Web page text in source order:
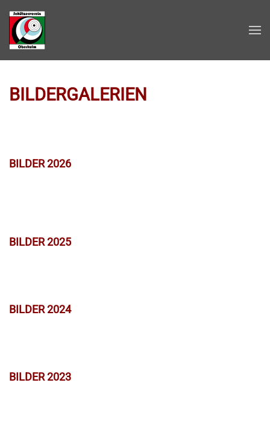
Zum Hauptinhalt springen
BILDERGALERIEN
BILDER 2026
BILDER 2025
BILDER 2024
BILDER 2023